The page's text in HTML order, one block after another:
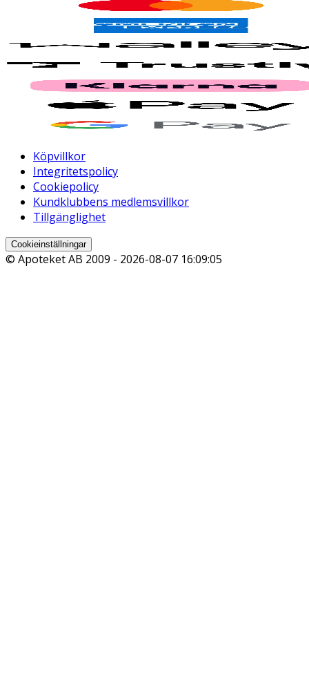
Köpvillkor
Integritetspolicy
Cookiepolicy
Kundklubbens medlemsvillkor
Tillgänglighet
Cookieinställningar
© Apoteket AB 2009 - 2026-08-07 16:09:05